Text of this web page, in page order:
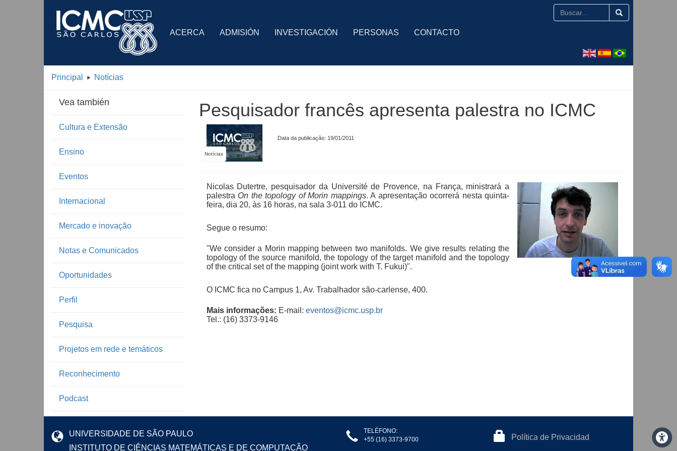
ACERCA ADMISIÓN INVESTIGACIÓN PERSONAS CONTACTO
Principal Notícias
Vea también
Cultura e Extensão
Ensino
Eventos
Internacional
Mercado e inovação
Notas e Comunicados
Oportunidades
Perfil
Pesquisa
Projetos em rede e temáticos
Reconhecimento
Podcast
Pesquisador francês apresenta palestra no ICMC
Notícias
Data da publicação: 19/01/2011
Nicolas Dutertre, pesquisador da Université de Provence, na França, ministrará a
palestra On the topology of Morin mappings. A apresentação ocorrerá nesta quinta-
feira, dia 20, às 16 horas, na sala 3-011 do ICMC.
Segue o resumo:
"We consider a Morin mapping between two manifolds. We give results relating the
topology of the source manifold, the topology of the target manifold and the topology
of the critical set of the mapping (joint work with T. Fukui)".
O ICMC fica no Campus 1, Av. Trabalhador são-carlense, 400.
Mais informações: E-mail: eventos@icmc.usp.br
Tel.: (16) 3373-9146
UNIVERSIDADE DE SÃO PAULO
INSTITUTO DE CIÊNCIAS MATEMÁTICAS E DE COMPUTAÇÃO
TELÉFONO:
+55 (16) 3373-9700
Política de Privacidad